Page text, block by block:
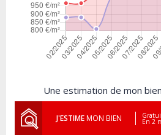
Une estimation de mon
J'ESTIMEMON BIEN En 2